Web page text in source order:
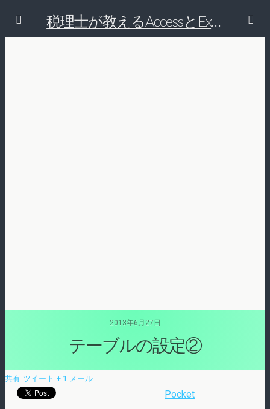
税理士が教えるAccessとExcelで経理の仕事を効率的にする方法
2013年6月27日
テーブルの設定②
共有 ツイート + 1 メール
Pocket